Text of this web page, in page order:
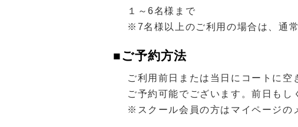
１～6名様まで
※7名様以上のご利用の場合は、通
■ご予約方法
ご利用前日または当日にコートに空
ご予約可能でございます。前日もし
※スクール会員の方はマイページの